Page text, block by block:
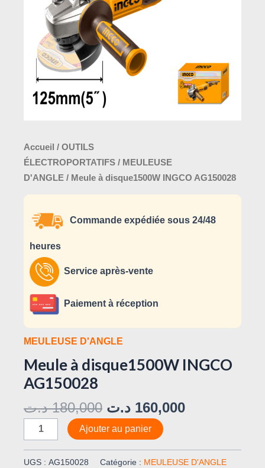
Accueil / OUTILS
ÉLECTROPORTATIFS / MEULEUSE
D'ANGLE / Meule à disque1500W INGCO AG150028
Commande expédiée sous 24/48
heures
Service après-vente
Paiement à réception
MEULEUSE D'ANGLE
Meule à disque1500W INGCO
AG150028
180,000 د.ت 160,000 د.ت
AG150028
Ajouter au panier
UGS : AG150028 Catégorie : MEULEUSE D'ANGLE